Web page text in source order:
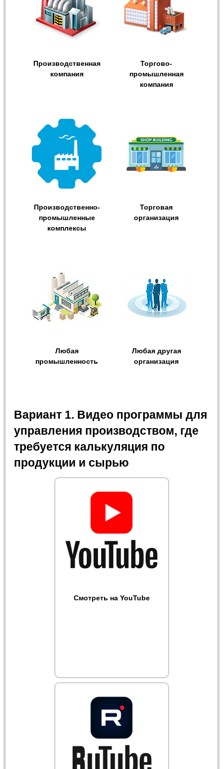
Производственная
компания
Торгово-
промышленная
компания
Производственно-
промышленные
комплексы
Торговая
организация
Любая
промышленность
Любая другая
организация
Вариант 1. Видео программы для
управления производством, где
требуется калькуляция по
продукции и сырью
Смотреть на YouTube